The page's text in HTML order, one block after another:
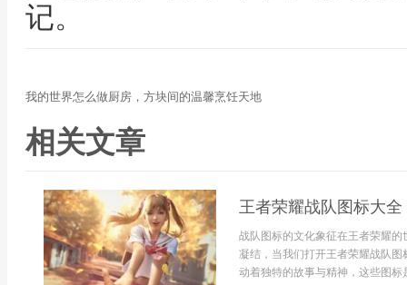
记。
我的世界怎么做厨房，方块间的温馨烹饪天地
相关文章
王者荣耀战队图标大
战队图标的文化象征在王者荣耀
凝结，当我们打开王者荣耀战队
动着独特的故事与精神，这些图